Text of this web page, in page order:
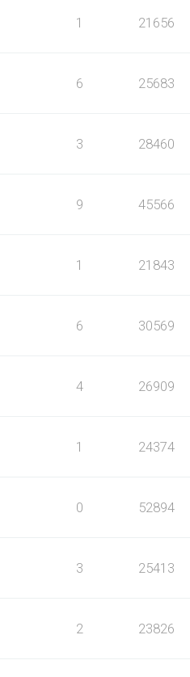
1 21656
6 25683
3 28460
9 45566
1 21843
6 30569
4 26909
1 24374
0 52894
3 25413
2 23826